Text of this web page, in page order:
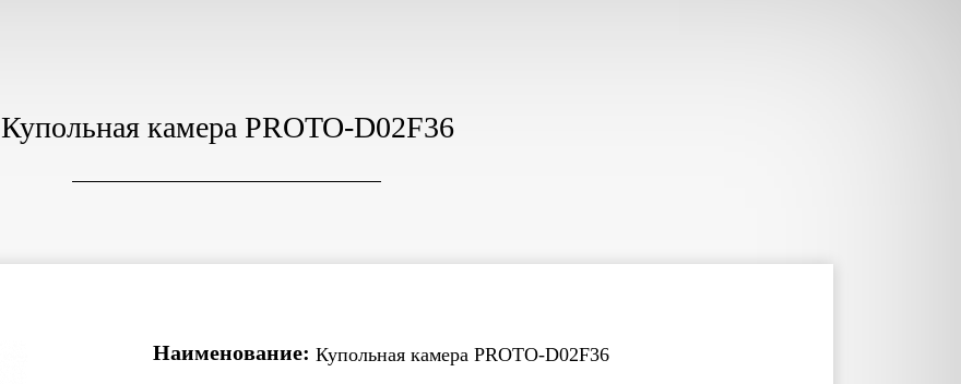
Купольная камера PROTO-D02F36
Наименование: Купольная камера PROTO-D02F36